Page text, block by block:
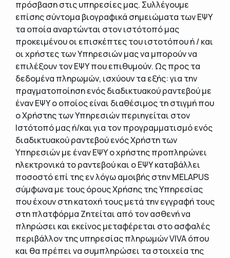
πρόσβαση στις υπηρεσίες μας. Συλλέγουμε
επίσης σύντομα βιογραφικά σημειώματα των ΕΨΥ
τα οποία αναρτώνται στον ιστότοπό μας
προκειμένου οι επισκέπτες του ιστοτόπου ή / και
οι χρήστες των Υπηρεσιών μας να μπορούν να
επιλέξουν τον ΕΨΥ που επιθυμούν. Ως προς τα
δεδομένα πληρωμών, ισχύουν τα εξής: για την
πραγματοποίηση ενός διαδικτυακού ραντεβού με
έναν ΕΨΥ ο οποίος είναι διαθέσιμος τη στιγμή που
ο Χρήστης των Υπηρεσιών περιηγείται στον
Ιστότοπό μας ή/και για τον προγραμματισμό ενός
διαδικτυακού ραντεβού ενός Χρήστη των
Υπηρεσιών με έναν ΕΨΥ ο χρήστης προπληρώνει
ηλεκτρονικά το ραντεβού και ο ΕΨΥ καταβάλλει
ποσοστό επί της εν λόγω αμοιβής στην MELAPUS
σύμφωνα με τους όρους Χρήσης της Υπηρεσίας
που έχουν στη κατοχή τους μετά την εγγραφή τους
στη πλατφόρμα Ζητείται από τον ασθενή να
πληρώσει και εκείνος μεταφέρεται στο ασφαλές
περιβάλλον της υπηρεσίας πληρωμών VIVA όπου
και θα πρέπει να συμπληρώσει τα στοιχεία της